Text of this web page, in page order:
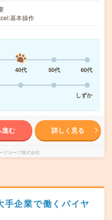
基本操作
40代 50代
60代
しずか
進む 詳しく見る
グループ株式会社
手企業で働くバイヤ